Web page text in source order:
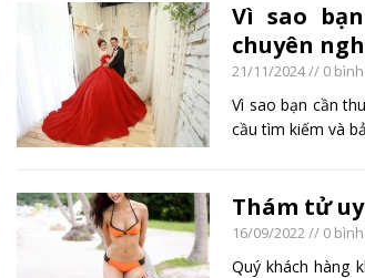
Vì sao
chuyên
21/11/2024// 0 bình
Vì sao bạn cần
cầu tìm kiếm và
Thám tử
16/09/2022// 0
Quý khách hàng